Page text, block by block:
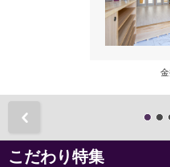
こだわり特集